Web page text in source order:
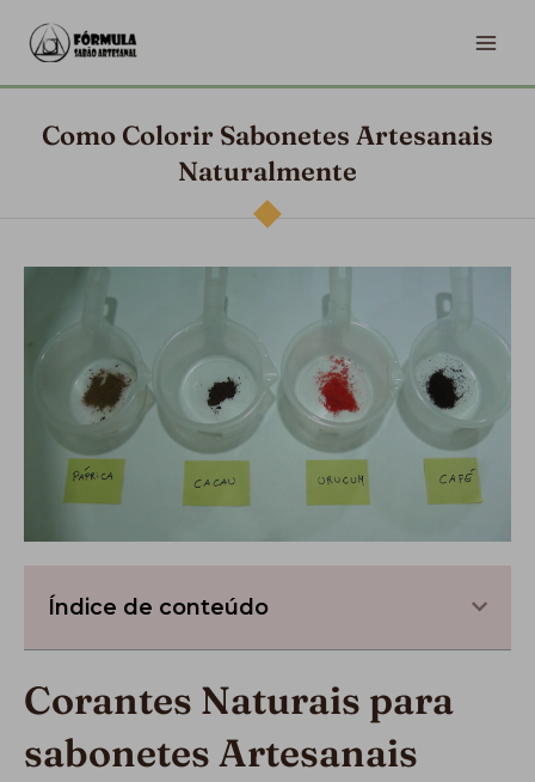
para
o
conteúdoComo Colorir Sabonetes Artesanais
Naturalmente
Índice de conteúdo
Corantes Naturais para
sabonetes Artesanais